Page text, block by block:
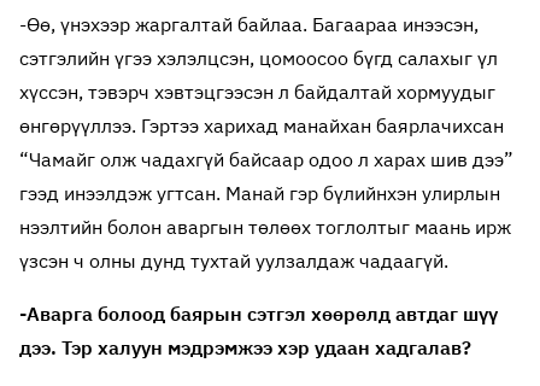
-Өө, үнэхээр жаргалтай байлаа. Багаараа инээсэн,
сэтгэлийн үгээ хэлэлцсэн, цомоосоо бүгд салахыг үл
хүссэн, тэвэрч хэвтэцгээсэн л байдалтай хормуудыг
өнгөрүүллээ. Гэртээ харихад манайхан баярлачихсан
“Чамайг олж чадахгүй байсаар одоо л харах шив дээ”
гээд инээлдэж угтсан. Манай гэр бүлийнхэн улирлын
нээлтийн болон аваргын төлөөх тоглолтыг маань ирж
үзсэн ч олны дунд тухтай уулзалдаж чадаагүй.
-Аварга болоод баярын сэтгэл хөөрөлд автдаг шүү
дээ. Тэр халуун мэдрэмжээ хэр удаан хадгалав?